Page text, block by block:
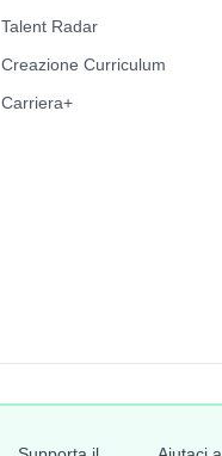
Talent Radar
Creazione Curriculum
Carriera+